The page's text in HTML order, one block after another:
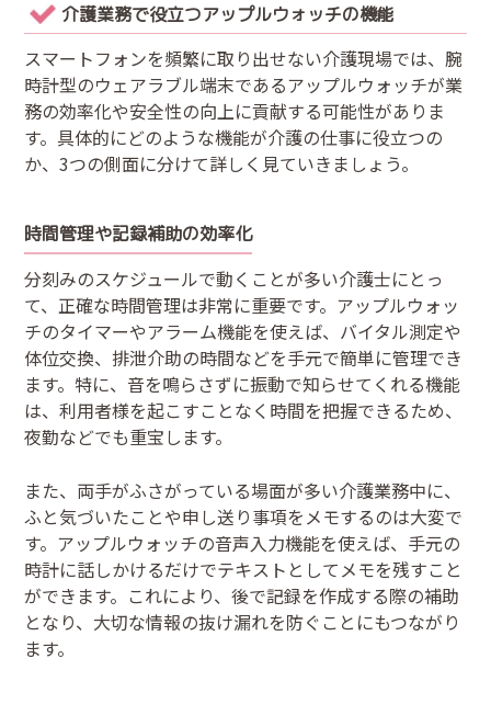
介護業務で役立つアップルウォッチの機能
スマートフォンを頻繁に取り出せない介護現場では、腕
時計型のウェアラブル端末であるアップルウォッチが業
務の効率化や安全性の向上に貢献する可能性がありま
す。具体的にどのような機能が介護の仕事に役立つの
か、3つの側面に分けて詳しく見ていきましょう。
時間管理や記録補助の効率化
分刻みのスケジュールで動くことが多い介護士にとっ
て、正確な時間管理は非常に重要です。アップルウォッ
チのタイマーやアラーム機能を使えば、バイタル測定や
体位交換、排泄介助の時間などを手元で簡単に管理でき
ます。特に、音を鳴らさずに振動で知らせてくれる機能
は、利用者様を起こすことなく時間を把握できるため、
夜勤などでも重宝します。
また、両手がふさがっている場面が多い介護業務中に、
ふと気づいたことや申し送り事項をメモするのは大変で
す。アップルウォッチの音声入力機能を使えば、手元の
時計に話しかけるだけでテキストとしてメモを残すこと
ができます。これにより、後で記録を作成する際の補助
となり、大切な情報の抜け漏れを防ぐことにもつながり
ます。